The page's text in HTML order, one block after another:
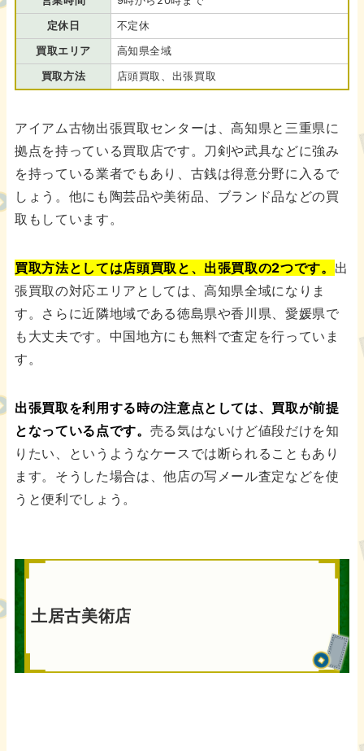
定休日
不定休
買取エリア
高知県全域
買取方法
店頭買取、出張買取
アイアム古物出張買取センターは、高知県と三重県に
拠点を持っている買取店です。刀剣や武具などに強み
を持っている業者でもあり、古銭は得意分野に入るで
しょう。他にも陶芸品や美術品、ブランド品などの買
取もしています。
買取方法としては店頭買取と、出張買取の2つです。 出
張買取の対応エリアとしては、高知県全域になりま
す。さらに近隣地域である徳島県や香川県、愛媛県で
も大丈夫です。中国地方にも無料で査定を行っていま
す。
出張買取を利用する時の注意点としては、買取が前提
となっている点です。 売る気はないけど値段だけを知
りたい、というようなケースでは断られることもあり
ます。そうした場合は、他店の写メール査定などを使
うと便利でしょう。
土居古美術店